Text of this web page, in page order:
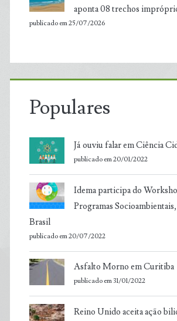
aponta 08 trechos
publicado em 25/07/2026
Populares
Já ouviu falar em Ciência
publicado em 20/01/2022
Idema participa do
Programas
Brasil
publicado em 20/07/2022
Asfalto Morno em Curitiba
publicado em 31/01/2022
Reino Unido aceita ação